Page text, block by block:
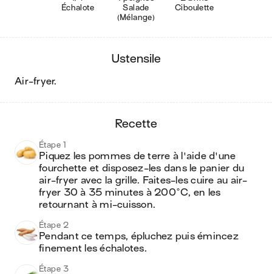
Échalote
Salade
(Mélange)
Ciboulette
ustensile
air-fryer.
recette
Étape 1
Piquez les pommes de terre à l'aide d'une
fourchette et disposez-les dans le panier du
air-fryer avec la grille. Faites-les cuire au air-
fryer 30 à 35 minutes à 200°C, en les
retournant à mi-cuisson.
Étape 2
Pendant ce temps, épluchez puis émincez
finement les échalotes.
Étape 3